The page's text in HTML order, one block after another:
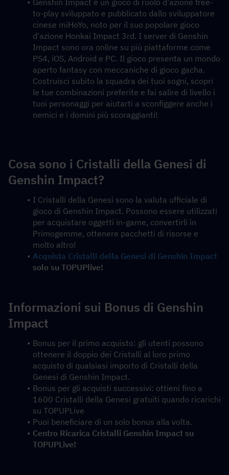
to-play sviluppato e pubblicato dallo sviluppatore
cinese miHoYo, noto per il suo popolare gioco
d'azione Honkai Impact 3rd. I server di Genshin
Impact sono ora online su più piattaforme come
PS4, iOS, Android e PC. Il gioco presenta un mondo
aperto fantasy con meccaniche di gioco gacha.
Costruisci subito la squadra dei tuoi sogni, scopri
le tue combinazioni preferite e fai salire di livello i
tuoi personaggi per aiutarti a sconfiggere anche i
nemici e i domini più scoraggianti!
Cosa sono i Cristalli della Genesi di
Genshin Impact?
I Cristalli della Genesi sono la valuta ufficiale di
gioco di Genshin Impact. Possono essere utilizzati
per acquistare oggetti in-game, convertirli in
Primogemme, ottenere pacchetti di risorse e
molto altro!
Acquista Cristalli della Genesi di Genshin Impact
solo su TOPUPlive!
Informazioni sui Bonus di Genshin
Impact
Bonus per il primo acquisto: gli utenti possono
ottenere il doppio dei Cristalli al loro primo
acquisto di qualsiasi importo di Cristalli della
Genesi di Genshin Impact.
Bonus per gli acquisti successivi: ottieni fino a
1600 Cristalli della Genesi gratuiti quando ricarichi
su TOPUPLive
Puoi beneficiare di un solo bonus alla volta.
Centro Ricarica Cristalli Genshin Impact su
TOPUPLive!